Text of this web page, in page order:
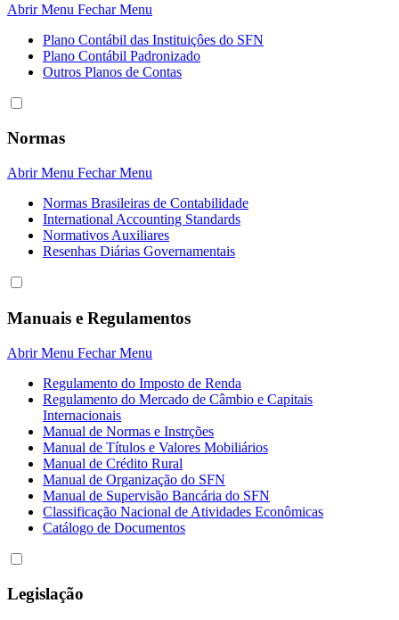
Abrir Menu Fechar Menu
Plano Contábil das Instituiçôes do SFN
Plano Contábil Padronizado
Outros Planos de Contas
Normas
Abrir Menu Fechar Menu
Normas Brasileiras de Contabilidade
International Accounting Standards
Normativos Auxiliares
Resenhas Diárias Governamentais
Manuais e Regulamentos
Abrir Menu Fechar Menu
Regulamento do Imposto de Renda
Regulamento do Mercado de Câmbio e Capitais
Internacionais
Manual de Normas e Instrções
Manual de Títulos e Valores Mobiliários
Manual de Crédito Rural
Manual de Organização do SFN
Manual de Supervisão Bancária do SFN
Classificação Nacional de Atividades Econômicas
Catálogo de Documentos
Legislação